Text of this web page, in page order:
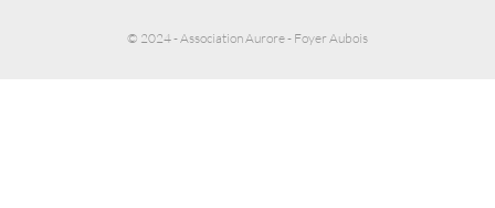
© 2024 - Association Aurore - Foyer Aubois